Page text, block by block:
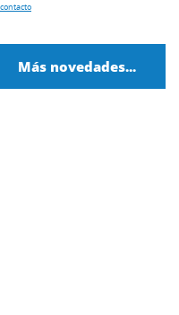
contacto
Más novedades...